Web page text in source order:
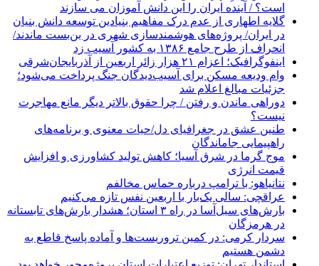
است؟ / آینده ایران را این دانش آموزان می سازند
گلایه اطهاری از عدم درک مفاهیم بنیادین توسعه دانش بنیان
در ایران/ پروژه‌های هوشمندسازی شهری در بن‌بست ماندند/
انحراف از طرح جامع ۱۳۸۶ به کشور آسیب زد
اینفوگرافیک؛ اعزام ۲۱ هزار زائر اربعین از آذربایجان‌شرقی
وام ودیعه مسکن برای آسیب‌دیدگان جنگ پرداخت می‌شود؛
جزئیات مبالغ اعلام شد
دوراهی ماندن و رفتن / چرا حقوق بالاتر دیگر مانع مهاجرت
نیست؟
طنین عشق در جغرافیای دل/حیات معنوی و برنامه‌های
راهپیمایی جاماندگان
موج گرما در شرق آسیا؛ کاهش تولید کشاورزی و افزایش
قیمت انرژی
نتانیاهو: با ترامپ درباره حماس مخالفم
عراقچی: سالی یک‌بار با اربعین نفس تازه می‌کنیم
بارش‌های سیل‌آسا در راه ۳ استان؛ هشدار بارش‌های تابستانه
در هرمزگان
سردار کرمی: در کمین تروریست‌ها و آماده پاسخ قاطع به
دشمن هستیم